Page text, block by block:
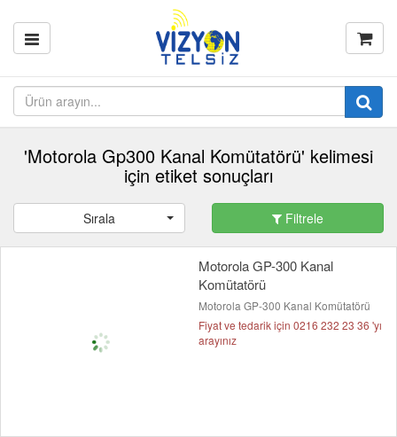
'Motorola Gp300 Kanal Komütatörü' kelimesi
için etiket sonuçları
Sırala Filtrele
Motorola GP-300 Kanal
Komütatörü
Motorola GP-300 Kanal Komütatörü
Fiyat ve tedarik için 0216 232 23 36 'yı
arayınız